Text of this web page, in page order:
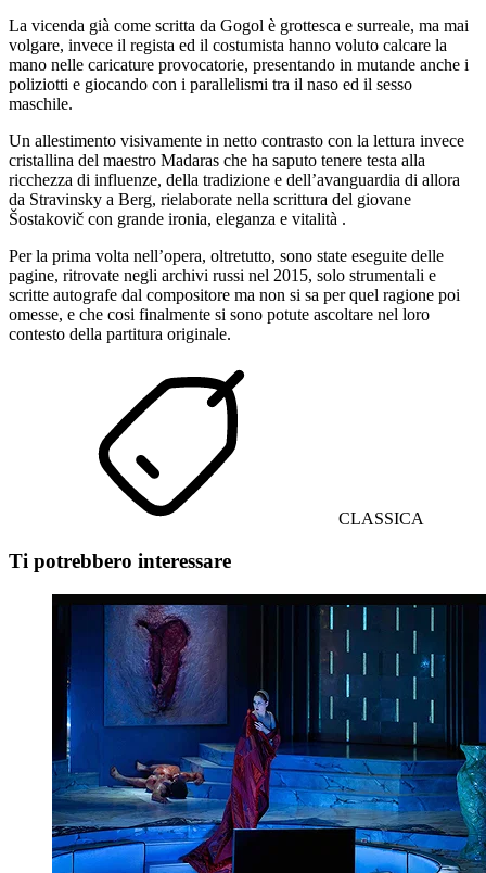
La vicenda già come scritta da Gogol è grottesca e surreale, ma mai
volgare, invece il regista ed il costumista hanno voluto calcare la
mano nelle caricature provocatorie, presentando in mutande anche i
poliziotti e giocando con i parallelismi tra il naso ed il sesso
maschile.
Un allestimento visivamente in netto contrasto con la lettura invece
cristallina del maestro Madaras che ha saputo tenere testa alla
ricchezza di influenze, della tradizione e dell’avanguardia di allora
da Stravinsky a Berg, rielaborate nella scrittura del giovane
Šostakovič con grande ironia, eleganza e vitalità .
Per la prima volta nell’opera, oltretutto, sono state eseguite delle
pagine, ritrovate negli archivi russi nel 2015, solo strumentali e
scritte autografe dal compositore ma non si sa per quel ragione poi
omesse, e che cosi finalmente si sono potute ascoltare nel loro
contesto della partitura originale.
CLASSICA
Ti potrebbero interessare